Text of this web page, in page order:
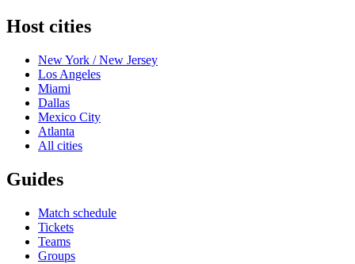
Host cities
New York / New Jersey
Los Angeles
Miami
Dallas
Mexico City
Atlanta
All cities
Guides
Match schedule
Tickets
Teams
Groups